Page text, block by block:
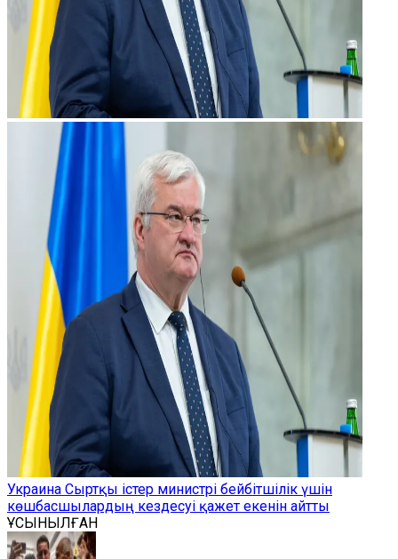
Украина Сыртқы істер министрі бейбітшілік үшін
көшбасшылардың кездесуі қажет екенін айтты
ҰСЫНЫЛҒАН